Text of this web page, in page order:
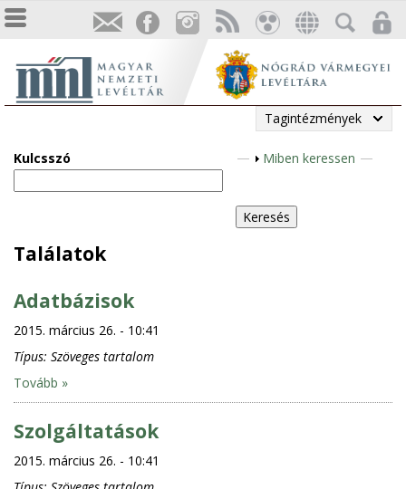
Tagintézmények
Kulcsszó
M
g
j
Miben keressen
Találatok
Adatbázisok
2015. március 26. - 10:41
Típus: Szöveges tartalom
Tovább »
Szolgáltatások
2015. március 26. - 10:41